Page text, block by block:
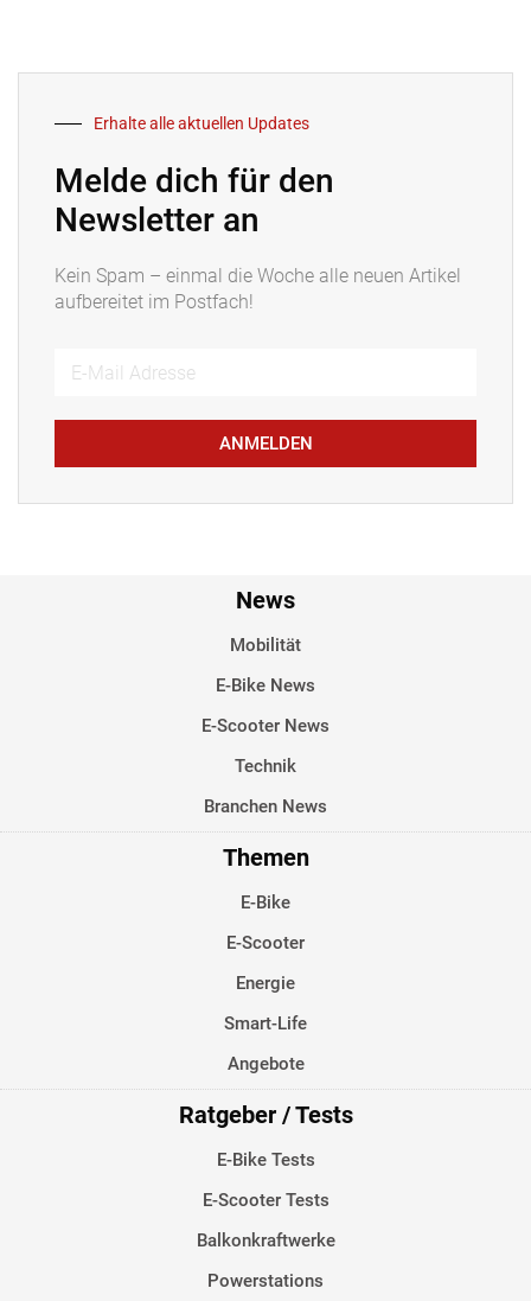
Erhalte alle aktuellen Updates
Melde dich für den
Newsletter an
Kein Spam – einmal die Woche alle neuen Artikel
aufbereitet im Postfach!
ANMELDEN
News
Mobilität
E-Bike News
E-Scooter News
Technik
Branchen News
Themen
E-Bike
E-Scooter
Energie
Smart-Life
Angebote
Ratgeber / Tests
E-Bike Tests
E-Scooter Tests
Balkonkraftwerke
Powerstations